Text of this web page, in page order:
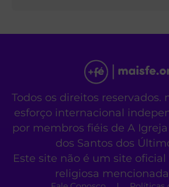
Todos os direitos reservados.
esforço internacional
por membros fiéis de A
dos Santos dos
Este site não é um site
religiosa